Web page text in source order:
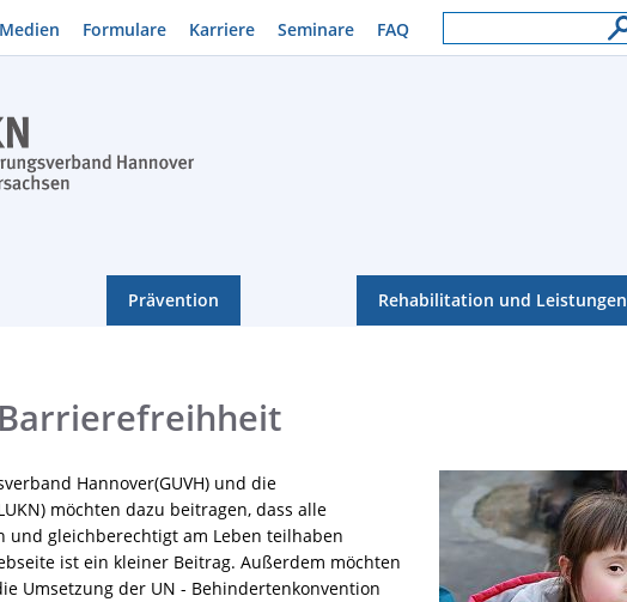
Formulare Karriere Seminare FAQ
Prävention Rehabilitation und Leistungen
Hannover(GUVH) und die
möchten dazu beitragen, dass alle
und gleichberechtigt am Leben teilhaben
ist ein kleiner Beitrag. Außerdem möchten
Umsetzung der UN - Behindertenkonvention